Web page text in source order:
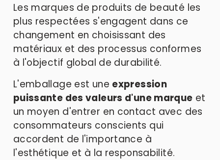
Les marques de produits de beauté les
plus respectées s'engagent dans ce
changement en choisissant des
matériaux et des processus conformes
à l'objectif global de durabilité.
L'emballage est une expression
puissante des valeurs d'une marque et
un moyen d'entrer en contact avec des
consommateurs conscients qui
accordent de l'importance à
l'esthétique et à la responsabilité.